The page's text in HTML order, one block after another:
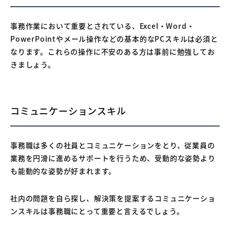
事務作業において重要とされている、Excel・Word・
PowerPointやメール操作などの基本的なPCスキルは必須と
なります。これらの操作に不安のある方は事前に勉強してお
きましょう。
コミュニケーションスキル
事務職は多くの社員とコミュニケーションをとり、従業員の
業務を円滑に進めるサポートを行うため、受動的な姿勢より
も能動的な姿勢が好まれます。
社内の問題を自ら探し、解決策を提案するコミュニケーショ
ンスキルは事務職にとって重要と言えるでしょう。